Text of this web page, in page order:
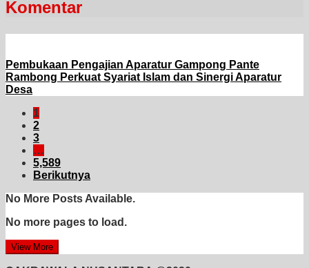
Komentar
Pembukaan Pengajian Aparatur Gampong Pante
Rambong Perkuat Syariat Islam dan Sinergi Aparatur
Desa
1
2
3
…
5,589
Berikutnya
No More Posts Available.
No more pages to load.
View More